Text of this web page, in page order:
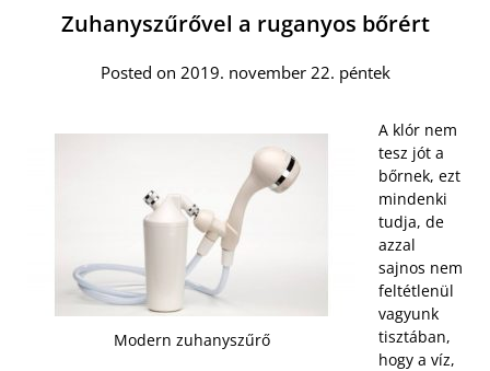
Zuhanyszűrővel a ruganyos bőrért
Posted on 2019. november 22. péntek
Modern zuhanyszűrő
A klór nem
tesz jót a
bőrnek, ezt
mindenki
tudja, de
azzal
sajnos nem
feltétlenül
vagyunk
tisztában,
hogy a víz,